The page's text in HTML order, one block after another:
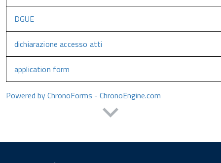
DGUE
dichiarazione accesso atti
application form
Powered by ChronoForms - ChronoEngine.com